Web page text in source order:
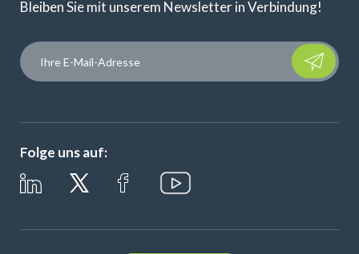
Bleiben Sie mit unserem Newsletter in Verbindung!
Please
Folge uns auf: